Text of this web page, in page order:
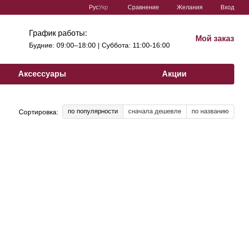
РусУкр Сравнение Желания Вход
График работы:
Будние: 09:00–18:00 | Cуббота: 11:00-16:00
Мой заказ
Аксессуары Акции
Сортировка: по популярности сначала дешевле по названию